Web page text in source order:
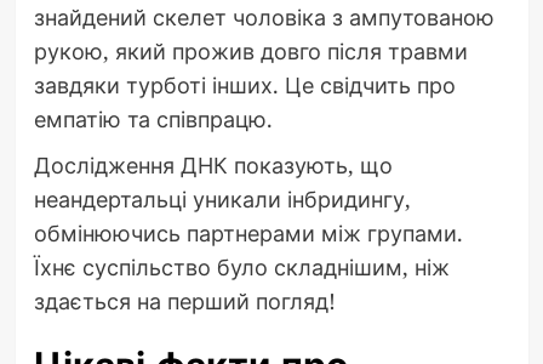
знайдений скелет чоловіка з ампутованою
рукою, який прожив довго після травми
завдяки турботі інших. Це свідчить про
емпатію та співпрацю.
Дослідження ДНК показують, що
неандертальці уникали інбридингу,
обмінюючись партнерами між групами.
Їхнє суспільство було складнішим, ніж
здається на перший погляд!